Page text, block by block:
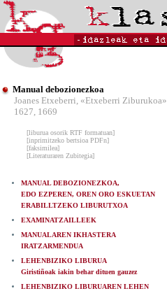
Manual debozionezkoa
Joanes Etxeberri, «Etxeberri Ziburukoa»
1627, 1669
[liburua osorik RTF formatuan]
[inprimitzeko bertsioa PDFn]
[faksimilea]
[Literaturaren Zubitegia]
MANUAL DEBOZIONEZKOA,
EDO EZPEREN, OREN ORO ESKUETAN
ERABILLTZEKO LIBURUTXOA
EXAMINATZAILLEEK
MANUALAREN IKHASTERA
IRATZARMENDUA
LEHENBIZIKO LIBURUA
Giristiñoak iakin behar dituen gauzez
LEHENBIZIKO LIBURUAREN LEHEN